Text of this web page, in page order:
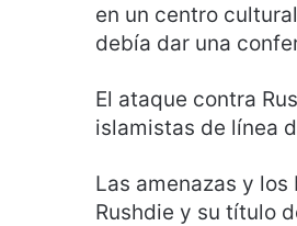
en un centro
debía dar una
El ataque contra
islamistas de línea
Las amenazas y
Rushdie y su título